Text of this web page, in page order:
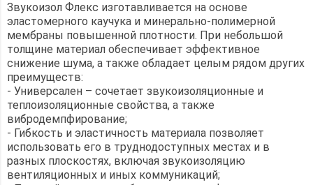
Звукоизол Флекс изготавливается на основе
эластомерного каучука и минерально-полимерной
мембраны повышенной плотности. При небольшой
толщине материал обеспечивает эффективное
снижение шума, а также обладает целым рядом других
преимуществ:
- Универсален – сочетает звукоизоляционные и
теплоизоляционные свойства, а также
вибродемпфирование;
- Гибкость и эластичность материала позволяет
использовать его в труднодоступных местах и в
разных плоскостях, включая звукоизоляцию
вентиляционных и иных коммуникаций;